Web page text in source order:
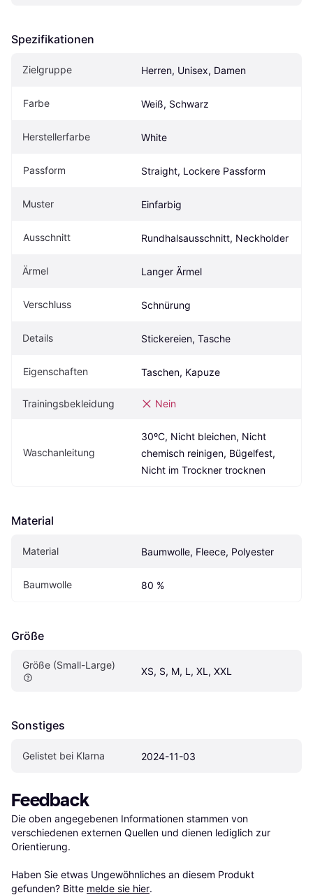
Spezifikationen
Zielgruppe Herren, Unisex, Damen
Farbe Weiß, Schwarz
Herstellerfarbe White
Passform Straight, Lockere Passform
Muster Einfarbig
Ausschnitt Rundhalsausschnitt, Neckholder
Ärmel Langer Ärmel
Verschluss Schnürung
Details Stickereien, Tasche
Eigenschaften Taschen, Kapuze
Trainingsbekleidung Nein
Waschanleitung
30ºC, Nicht bleichen, Nicht
chemisch reinigen, Bügelfest,
Nicht im Trockner trocknen
Material
Material Baumwolle, Fleece, Polyester
Baumwolle 80 %
Größe
Größe (Small-Large)
XS, S, M, L, XL, XXL
Sonstiges
Gelistet bei Klarna 2024-11-03
Feedback
Die oben angegebenen Informationen stammen von
verschiedenen externen Quellen und dienen lediglich zur
Orientierung.
Haben Sie etwas Ungewöhnliches an diesem Produkt
gefunden? Bitte melde sie hier.